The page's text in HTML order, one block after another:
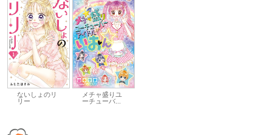
ないしょのリ
リー
メチャ盛りユ
ーチューバ...